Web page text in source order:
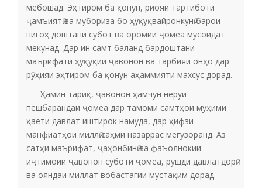
мебошад. Эҳтиром ба қонун, риояи тартиботи
ҷамъиятӣ ва мубориза бо ҳуқуқвайронкунӣ барои
нигоҳ доштани субот ва оромии ҷомеа мусоидат
мекунад. Дар ин самт баланд бардоштани
маърифати ҳуқуқии ҷавонон ва тарбияи онҳо дар
рӯҳияи эҳтиром ба қонун аҳаммияти махсус дорад.
Ҳамин тариқ, ҷавонон ҳамчун неруи
пешбарандаи ҷомеа дар тамоми самтҳои муҳими
ҳаёти давлат иштирок намуда, дар ҳифзи
манфиатҳои миллӣ саҳми назаррас мегузоранд. Аз
сатҳи маърифат, ҷаҳонбинӣ ва фаъолнокии
иҷтимоии ҷавонон суботи ҷомеа, рушди давлатдорӣ
ва ояндаи миллат вобастагии мустақим дорад.